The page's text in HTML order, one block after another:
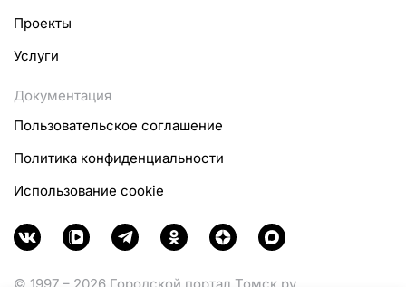
Проекты
Услуги
Документация
Пользовательское соглашение
Политика конфиденциальности
Использование cookie